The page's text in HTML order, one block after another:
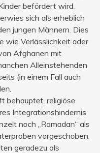
befördert wird.
sich als erheblich
jungen Männern. Dies
wie Verlässlichkeit oder
Afghanen mit
Alleinstehenden
(in einem Fall auch
behauptet, religiöse
Integrationshindernis
noch „Ramadan“ als
vorgeschoben,
geradezu als